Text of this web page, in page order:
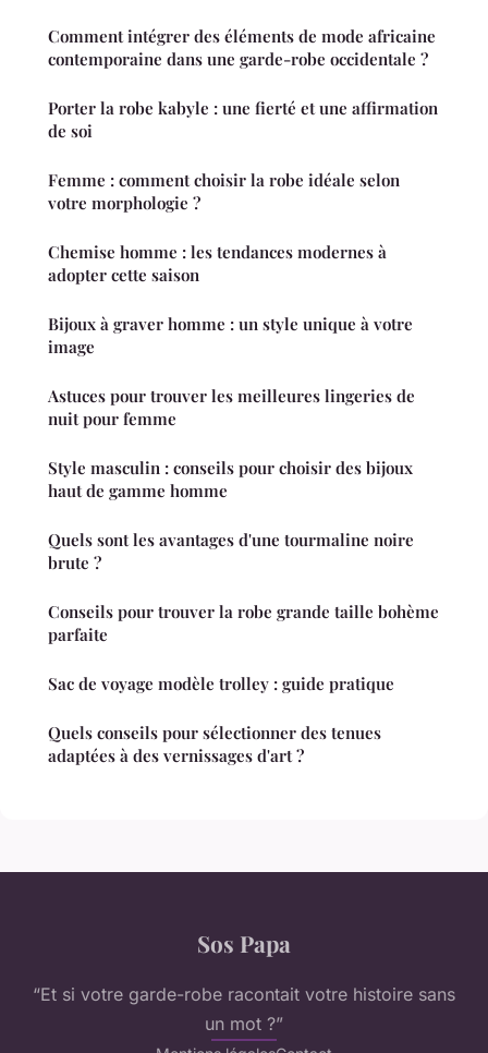
Comment intégrer des éléments de mode africaine
contemporaine dans une garde-robe occidentale ?
Porter la robe kabyle : une fierté et une affirmation
de soi
Femme : comment choisir la robe idéale selon
votre morphologie ?
Chemise homme : les tendances modernes à
adopter cette saison
Bijoux à graver homme : un style unique à votre
image
Astuces pour trouver les meilleures lingeries de
nuit pour femme
Style masculin : conseils pour choisir des bijoux
haut de gamme homme
Quels sont les avantages d'une tourmaline noire
brute ?
Conseils pour trouver la robe grande taille bohème
parfaite
Sac de voyage modèle trolley : guide pratique
Quels conseils pour sélectionner des tenues
adaptées à des vernissages d'art ?
Sos Papa
“Et si votre garde-robe racontait votre histoire sans
un mot ?”